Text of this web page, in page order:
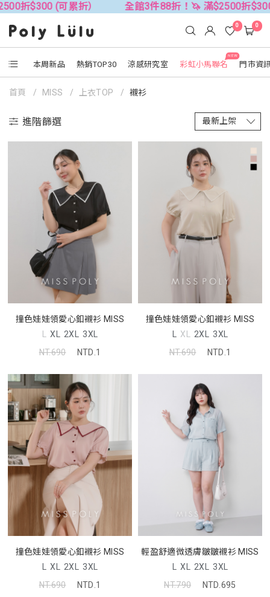
可累折） 全館3件88折！🦄 滿$2500折$300 (可累折）
本周新品 熱銷TOP30 涼感研究室
NEW
彩虹小馬聯名 門市資
0 0
首頁 MISS 上衣TOP 襯衫
進階篩選
撞色娃娃領愛心釦襯衫 MISS
L XL 2XL 3XL
NT.690
NTD.1
撞色娃娃領愛心釦襯衫 MISS
L XL 2XL 3XL
NT.690
NTD.1
撞色娃娃領愛心釦襯衫 MISS
L XL 2XL 3XL
NT.690
NTD.1
輕盈舒適微透膚皺皺襯衫 MISS
L XL 2XL 3XL
NT.790
NTD.695